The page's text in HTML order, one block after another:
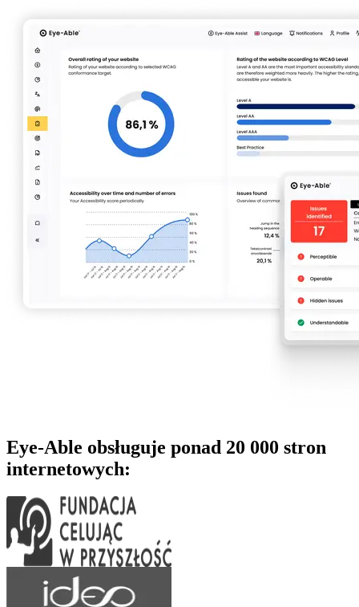
Eye-Able obsługuje ponad 20 000 stron
internetowych: